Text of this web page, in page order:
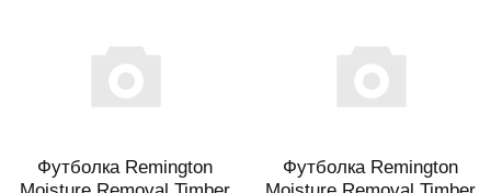
Футболка Remington
Футболка Remington